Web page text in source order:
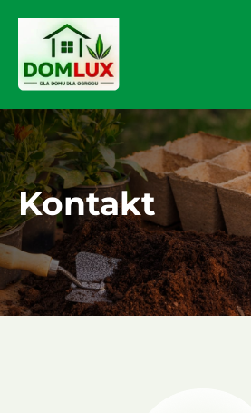
Kontakt